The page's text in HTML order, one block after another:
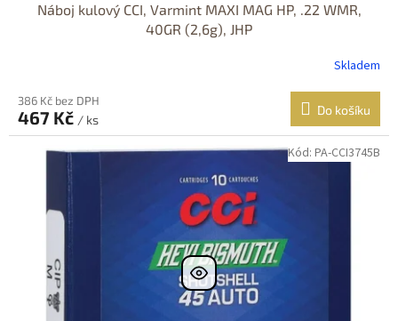
Náboj kulový CCI, Varmint MAXI MAG HP, .22 WMR,
40GR (2,6g), JHP
Skladem
386 Kč bez DPH
467 Kč / ks
Do košíku
Kód: PA-CCI3745B